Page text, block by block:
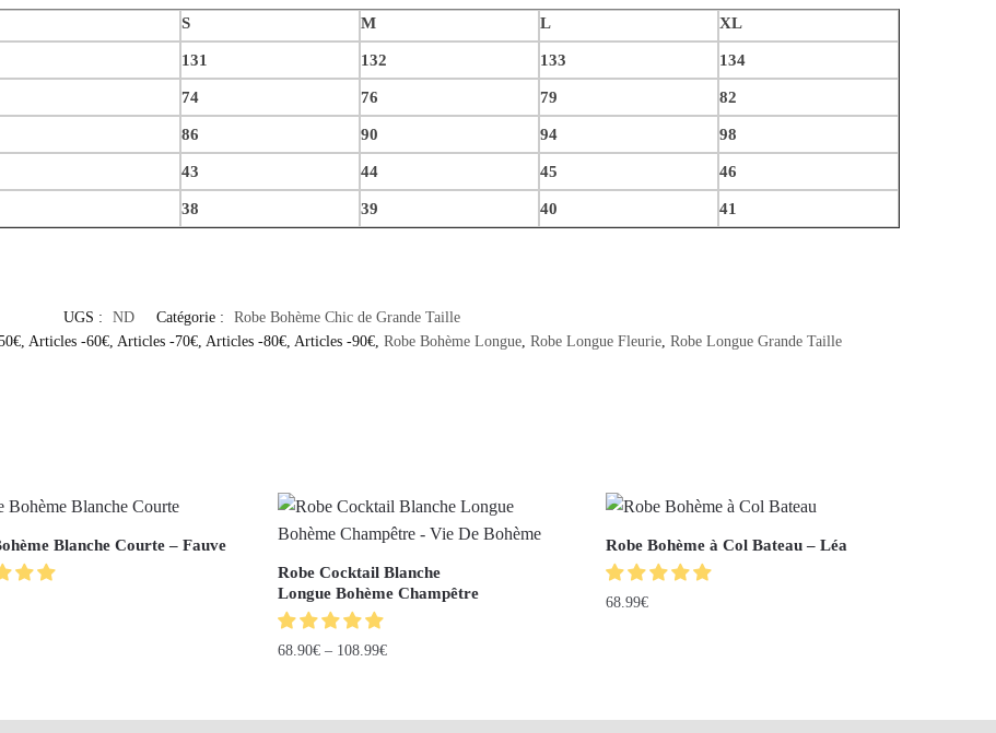
S M L XL
131 132 133 134
74 76 79 82
86 90 94 98
43 44 45 46
38 39 40 41
UGS : ND Catégorie :
Robe Bohème Chic de Grande Taille
, Articles -60€, Articles -70€, Articles -80€, Articles -90€, Robe Bohème Longue, Robe Longue Fleurie, Robe Longue Grande Taille
Blanche Courte – Fauve
Robe Cocktail Blanche
Longue Bohème Champêtre
68.90€– 108.99€
Robe Bohème à Col Bateau – Léa
68.99€